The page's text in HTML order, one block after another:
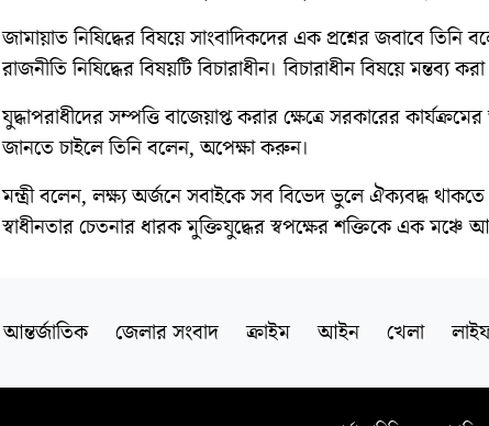
জামায়াত নিষিদ্ধের বিষয়ে সাংবাদিকদের এক প্রশ্নের জবাবে তিনি
রাজনীতি নিষিদ্ধের বিষয়টি বিচারাধীন। বিচারাধীন বিষয়ে মন্তব্য
যুদ্ধাপরাধীদের সম্পত্তি বাজেয়াপ্ত করার ক্ষেত্রে সরকারের
জানতে চাইলে তিনি বলেন, অপেক্ষা করুন।
মন্ত্রী বলেন, লক্ষ্য অর্জনে সবাইকে সব বিভেদ ভুলে ঐক্যবদ্ধ
স্বাধীনতার চেতনার ধারক মুক্তিযুদ্ধের স্বপক্ষের শক্তিকে এক মঞ্চে
আন্তর্জাতিক জেলার সংবাদ ক্রাইম আইন খেলা